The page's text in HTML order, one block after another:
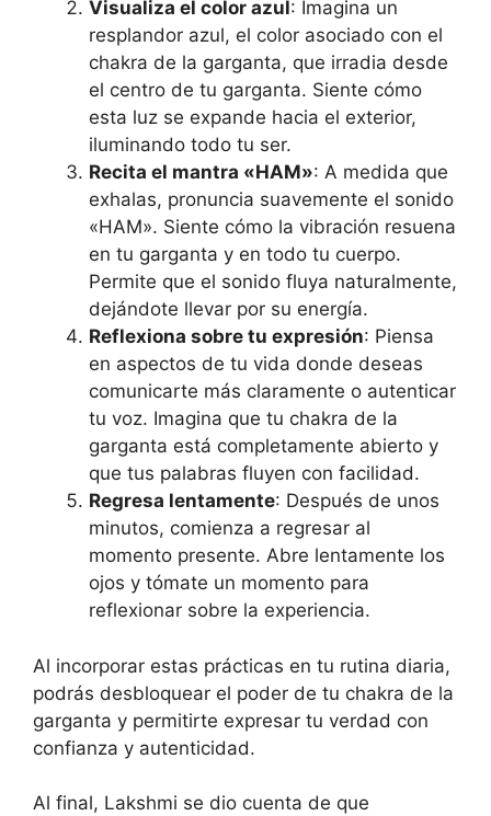
Visualiza el color azul: Imagina un
resplandor azul, el color asociado con el
chakra de la garganta, que irradia desde
el centro de tu garganta. Siente cómo
esta luz se expande hacia el exterior,
iluminando todo tu ser.
Recita el mantra «HAM»: A medida que
exhalas, pronuncia suavemente el sonido
«HAM». Siente cómo la vibración resuena
en tu garganta y en todo tu cuerpo.
Permite que el sonido fluya naturalmente,
dejándote llevar por su energía.
Reflexiona sobre tu expresión: Piensa
en aspectos de tu vida donde deseas
comunicarte más claramente o autenticar
tu voz. Imagina que tu chakra de la
garganta está completamente abierto y
que tus palabras fluyen con facilidad.
Regresa lentamente: Después de unos
minutos, comienza a regresar al
momento presente. Abre lentamente los
ojos y tómate un momento para
reflexionar sobre la experiencia.
Al incorporar estas prácticas en tu rutina diaria,
podrás desbloquear el poder de tu chakra de la
garganta y permitirte expresar tu verdad con
confianza y autenticidad.
Al final, Lakshmi se dio cuenta de que